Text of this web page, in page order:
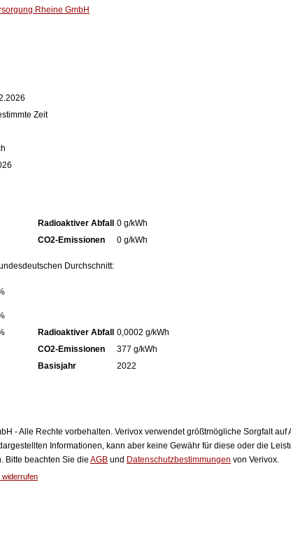
Rheine GmbH
Zeit
Radioaktiver Abfall
0 g/kWh
CO2-Emissionen
0 g/kWh
Durchschnitt:
Radioaktiver Abfall
0,0002 g/kWh
CO2-Emissionen
377 g/kWh
Basisjahr
2022
- Alle Rechte vorbehalten. Verivox verwendet größtmögliche Sorgfalt auf
Informationen, kann aber keine Gewähr für diese oder die
Bitte beachten Sie die AGB und Datenschutzbestimmungen von Verivox.
widerrufen